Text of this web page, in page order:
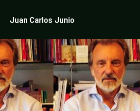
Juan Carlos Junio
de